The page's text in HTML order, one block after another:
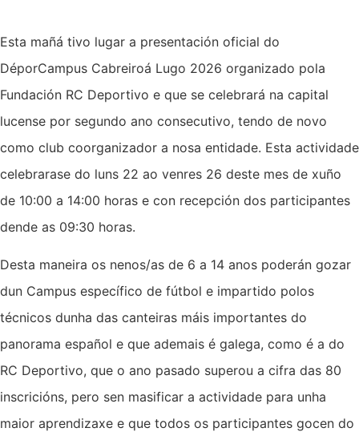
Esta mañá tivo lugar a presentación oficial do
DéporCampus Cabreiroá Lugo 2026 organizado pola
Fundación RC Deportivo e que se celebrará na capital
lucense por segundo ano consecutivo, tendo de novo
como club coorganizador a nosa entidade. Esta actividade
celebrarase do luns 22 ao venres 26 deste mes de xuño
de 10:00 a 14:00 horas e con recepción dos participantes
dende as 09:30 horas.
Desta maneira os nenos/as de 6 a 14 anos poderán gozar
dun Campus específico de fútbol e impartido polos
técnicos dunha das canteiras máis importantes do
panorama español e que ademais é galega, como é a do
RC Deportivo, que o ano pasado superou a cifra das 80
inscricións, pero sen masificar a actividade para unha
maior aprendizaxe e que todos os participantes gocen do